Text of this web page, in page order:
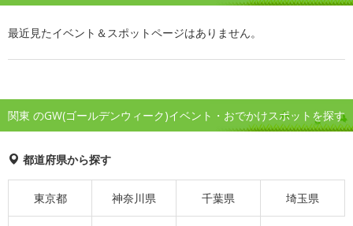
最近見たイベント＆スポットページはありません。
関東 のGW(ゴールデンウィーク)イベント・おでかけスポットを探す
都道府県から探す
東京都 神奈川県 千葉県 埼玉県